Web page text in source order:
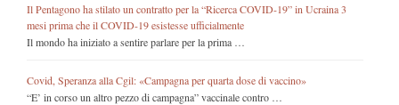
Il Pentagono ha stilato un contratto per la “Ricerca COVID-19” in Ucraina 3
mesi prima che il COVID-19 esistesse ufficialmente
Il mondo ha iniziato a sentire parlare per la prima …
Covid, Speranza alla Cgil: «Campagna per quarta dose di vaccino»
“E’ in corso un altro pezzo di campagna” vaccinale contro …